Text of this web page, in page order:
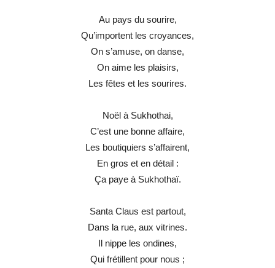
Au pays du sourire,
Qu’importent les croyances,
On s’amuse, on danse,
On aime les plaisirs,
Les fêtes et les sourires.
Noël à Sukhothai,
C’est une bonne affaire,
Les boutiquiers s’affairent,
En gros et en détail :
Ça paye à Sukhothaï.
Santa Claus est partout,
Dans la rue, aux vitrines.
Il nippe les ondines,
Qui frétillent pour nous ;